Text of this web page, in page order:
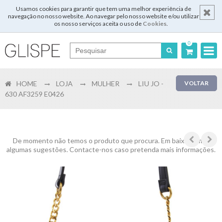
Usamos cookies para garantir que tem uma melhor experiência de
navegação no nosso website. Ao navegar pelo nosso website e/ou utilizar
os nosso serviços aceita o uso de Cookies.
0
English VOLTAR
HOME LOJA MULHER
LIU JO -
630 AF3259 E0426
De momento não temos o produto que procura. Em baixo temos
algumas sugestões. Contacte-nos caso pretenda mais informações.